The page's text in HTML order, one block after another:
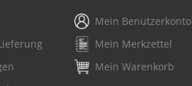
Mein Benutzerkonto
Mein Merkzettel
Mein Warenkorb